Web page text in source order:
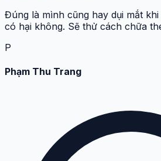
Đúng là mình cũng hay dụi mắt
có hại không. Sẽ thử cách chữa
P
Phạm Thu Trang